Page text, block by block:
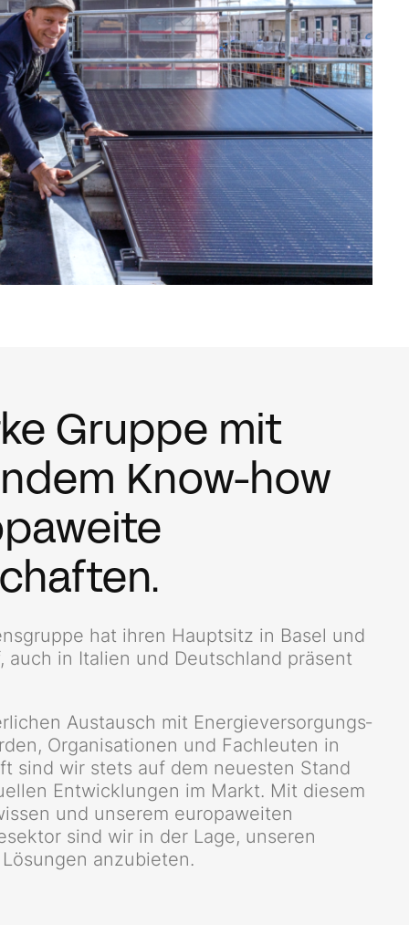
Gruppe mit
Know-how
hat ihren Hauptsitz in Basel und
auch in Italien und Deutschland präsent
Austausch mit Energie­versorgungs­
Organisationen und Fachleuten in
sind wir stets auf dem neuesten Stand
Entwicklungen im Markt. Mit diesem
und unserem europaweiten
sind wir in der Lage, unseren
anzubieten.